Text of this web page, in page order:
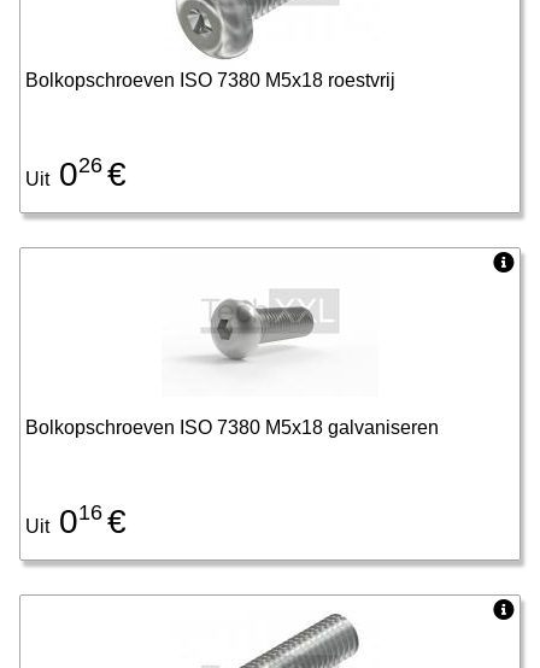
Bolkopschroeven ISO 7380 M5x18 roestvrij
Uit026 €
Bolkopschroeven ISO 7380 M5x18 galvaniseren
Uit016 €